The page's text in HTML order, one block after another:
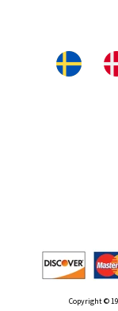
Copyright ©